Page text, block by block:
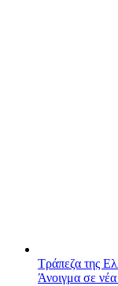
Τράπεζα της
Άνοιγμα σε